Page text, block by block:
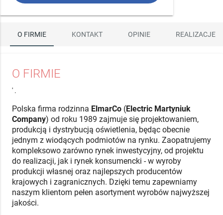
O FIRMIE KONTAKT OPINIE REALIZACJE
O FIRMIE
' .
Polska firma rodzinna ElmarCo (Electric Martyniuk
Company) od roku 1989 zajmuje się projektowaniem,
produkcją i dystrybucją oświetlenia, będąc obecnie
jednym z wiodących podmiotów na rynku. Zaopatrujemy
kompleksowo zarówno rynek inwestycyjny, od projektu
do realizacji, jak i rynek konsumencki - w wyroby
produkcji własnej oraz najlepszych producentów
krajowych i zagranicznych. Dzięki temu zapewniamy
naszym klientom pełen asortyment wyrobów najwyższej
jakości.